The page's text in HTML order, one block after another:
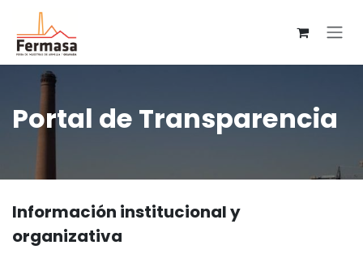
Ir al contenido
Portal de Transparencia
Información institucional y
organizativa